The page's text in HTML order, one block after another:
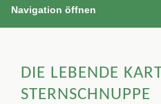
Navigation öffnen
DIE LEBENDE
STERNSCHNUPPE